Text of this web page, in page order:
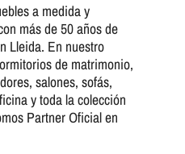
a medida y
más de 50 años de
Lleida. En nuestro
de matrimonio,
salones, sofás,
y toda la colección
Partner Oficial en